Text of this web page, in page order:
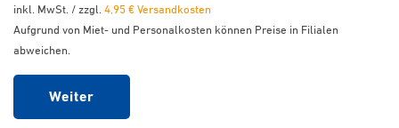
inkl. MwSt. / zzgl. 4,95 € Versandkosten
Aufgrund von Miet- und Personalkosten können Preise in Filialen
abweichen.
Weiter